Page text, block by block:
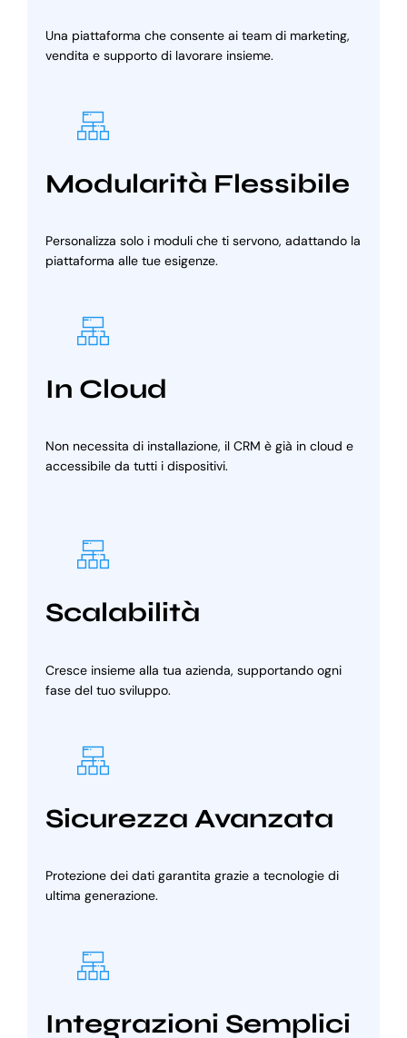
Una piattaforma che consente ai team di marketing,
vendita e supporto di lavorare insieme.
Modularità Flessibile
Personalizza solo i moduli che ti servono, adattando la
piattaforma alle tue esigenze.
In Cloud
Non necessita di installazione, il CRM è già in cloud e
accessibile da tutti i dispositivi.
Scalabilità
Cresce insieme alla tua azienda, supportando ogni
fase del tuo sviluppo.
Sicurezza Avanzata
Protezione dei dati garantita grazie a tecnologie di
ultima generazione.
Integrazioni Semplici